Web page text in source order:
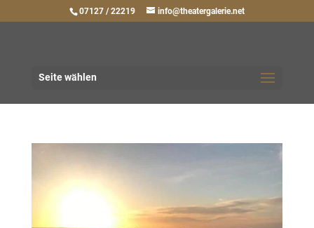
07127 / 22219 info@theatergalerie.net
Seite wählen